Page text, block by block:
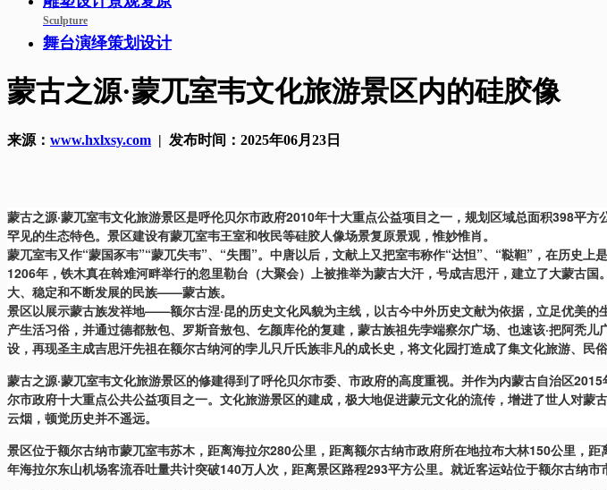
Sculpture
舞台演绎策划设计
蒙古之源·蒙兀室韦文化旅游景区内的硅胶像
来源： www.hxlxsy.com | 发布时间：2025年06月23日
蒙古之源·蒙兀室韦文化旅游景区是呼伦贝尔市政府2010年十大重点公益项目之一，规划区域总面积398平
罕见的生态特色。景区建设有蒙兀室韦王室和牧民等硅胶人像场景复原景观，惟妙惟肖。
蒙兀室韦又作“蒙国豕韦”“蒙兀失韦”、“失围”。中唐以后，文献上又把室韦称作“达怛”、“鞑靼”，在历史上
1206年，铁木真在斡难河畔举行的忽里勒台（大聚会）上被推举为蒙古大汗，号成吉思汗，建立了大蒙古
大、稳定和不断发展的民族——蒙古族。
景区以展示蒙古族发祥地——额尔古涅·昆的历史文化风貌为主线，以古今中外历史文献为依据，立足优美
产生活习俗，并通过德都敖包、罗斯音敖包、乞颜库伦的复建，蒙古族祖先孛端察尔广场、也速该·把阿秃
设，再现圣主成吉思汗先祖在额尔古纳河的孛儿只斤氏族非凡的成长史，将文化园打造成了集文化旅游、民
蒙古之源·蒙兀室韦文化旅游景区的修建得到了呼伦贝尔市委、市政府的高度重视。并作为内蒙古自治区
尔市政府十大重点公共公益项目之一。文化旅游景区的建成，极大地促进蒙元文化的流传，增进了世人对
云烟，顿觉历史并不遥远。
景区位于额尔古纳市蒙兀室韦苏木，距离海拉尔280公里，距离额尔古纳市政府所在地拉布大林150公里，
年海拉尔东山机场客流吞吐量共计突破140万人次，距离景区路程293平方公里。就近客运站位于额尔古纳市